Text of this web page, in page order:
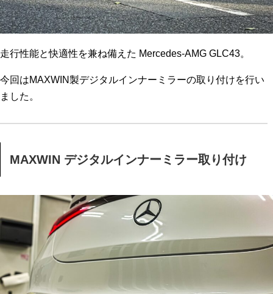
走行性能と快適性を兼ね備えた Mercedes-AMG GLC43。
今回はMAXWIN製デジタルインナーミラーの取り付けを行い
ました。
MAXWIN デジタルインナーミラー取り付け